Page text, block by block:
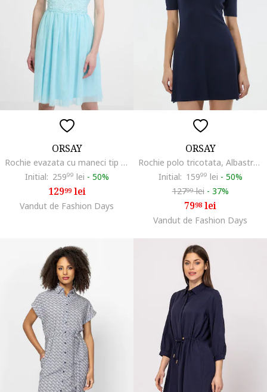
ORSAY
Rochie evazata cu maneci tip aripioara, Albastru aquamarin
Initial: 25999 lei - 50%
12999lei
Vandut de Fashion Days
ORSAY
Rochie polo tricotata, Albastru ultramarin
Initial: 15999 lei - 50%
12799lei - 37%
7998 lei
Vandut de Fashion Days